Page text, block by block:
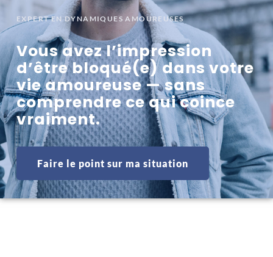
EXPERT EN DYNAMIQUES AMOUREUSES
Vous avez l’impression
d’être bloqué(e) dans votre
vie amoureuse — sans
comprendre ce qui coince
vraiment.
Faire le point sur ma situation